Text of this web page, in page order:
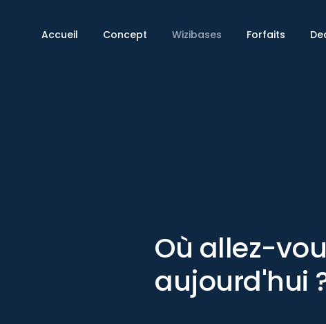
Accueil Concept Wizibases Forfaits
Où allez-
aujourd'hui